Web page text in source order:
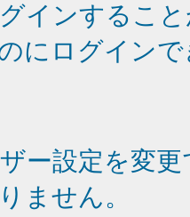
インするこ
にログイン
ー設定を変
ません。